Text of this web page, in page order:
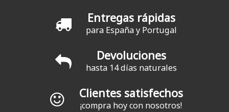
Entregas rápidas
para España y Portugal
Devoluciones
hasta 14 días naturales
Clientes satisfechos
¡compra hoy con nosotros!